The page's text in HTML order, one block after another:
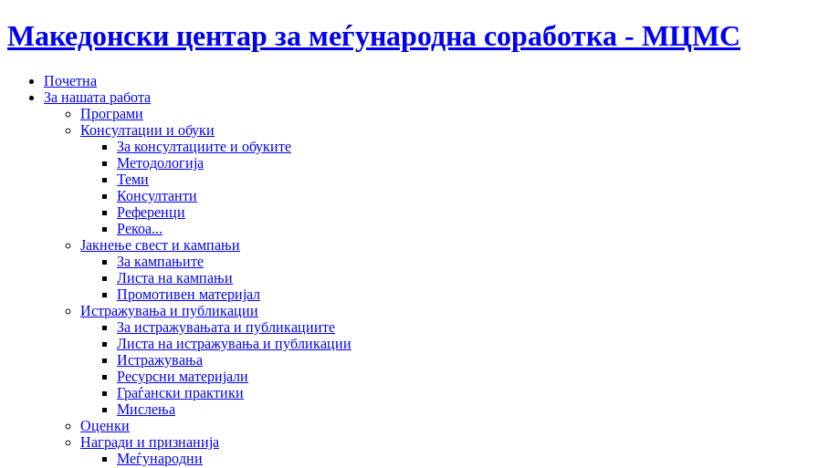
Македонски центар за меѓународна соработка - МЦМС
Почетна
За нашата работа
Програми
Консултации и обуки
За консултациите и обуките
Методологија
Теми
Консултанти
Референци
Рекоа...
Јакнење свест и кампањи
За кампањите
Листа на кампањи
Промотивен материјал
Истражувања и публикации
За истражувањата и публикациите
Листа на истражувања и публикации
Истражувања
Ресурсни материјали
Граѓански практики
Мислења
Оценки
Награди и признанија
Меѓународни